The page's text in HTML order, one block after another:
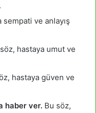
sempati ve anlayış
hastaya umut ve
hastaya güven ve
haber ver. Bu söz,